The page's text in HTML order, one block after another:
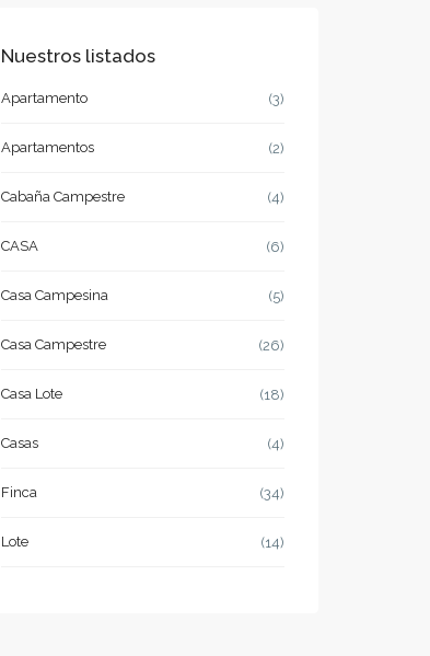
Nuestros listados
Apartamento (3)
Apartamentos (2)
Cabaña Campestre (4)
CASA (6)
Casa Campesina (5)
Casa Campestre (26)
Casa Lote (18)
Casas (4)
Finca (34)
Lote (14)